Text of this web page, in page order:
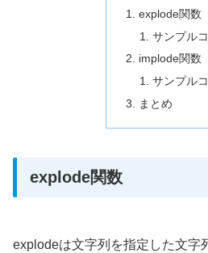
explode関数
サンプル
implode関数
サンプル
まとめ
explode関数
explodeは文字列を指定した文字